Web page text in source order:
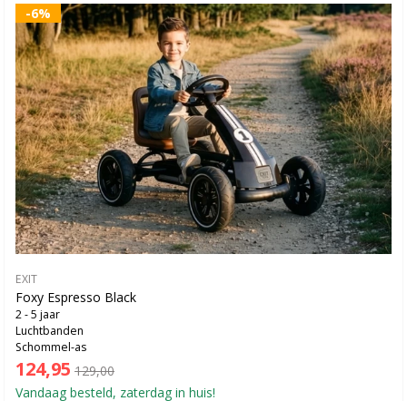
-6%
EXIT
Foxy Espresso Black
2 - 5 jaar
Luchtbanden
Schommel-as
124,95 129,00
Vandaag besteld, zaterdag in huis!